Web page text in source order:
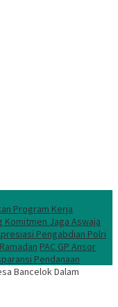
Program Kerja
Komitmen Jaga Aswaja
Pengabdian Polri
PAC GP Ansor
Pendanaan
Bancelok Dalam